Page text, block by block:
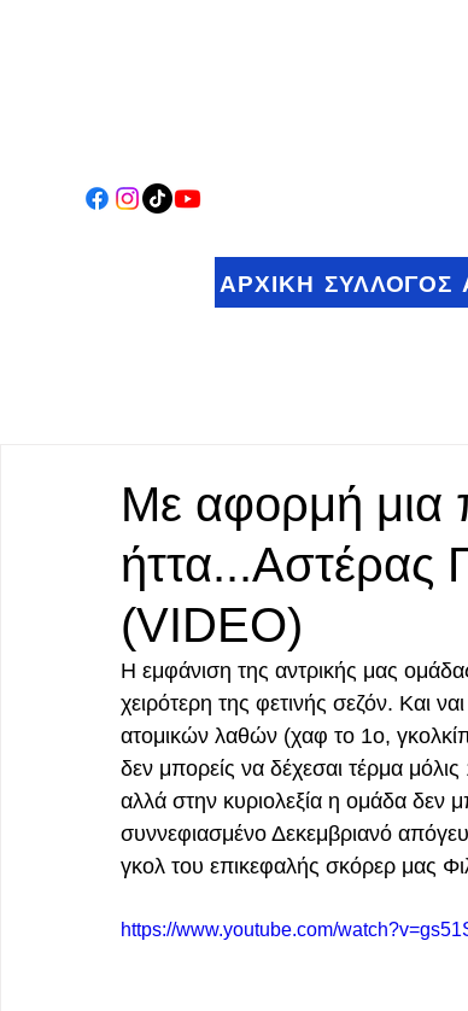
ΑΡΧΙΚΗ ΣΥΛΛΟΓΟΣ
Με αφορμή μια
ήττα...Αστέρας
(VIDEO)
Η εμφάνιση της αντρικής μας
χειρότερη της φετινής σεζόν. Και
ατομικών λαθών (χαφ το 1ο,
δεν μπορείς να δέχεσαι τέρμα
αλλά στην κυριολεξία η ομάδα δεν
συννεφιασμένο Δεκεμβριανό
γκολ του επικεφαλής σκόρερ μας
https://www.youtube.com/